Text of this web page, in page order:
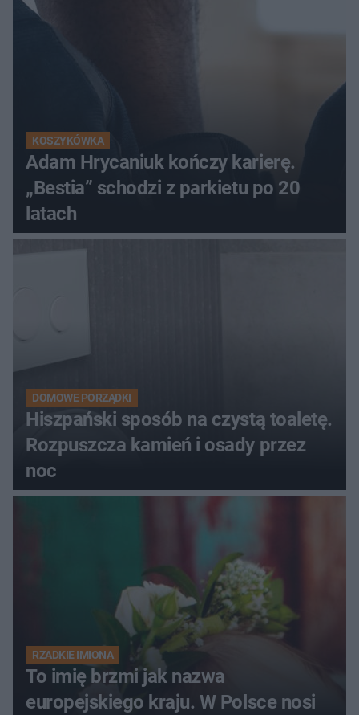
KOSZYKÓWKA
Adam Hrycaniuk kończy karierę.
„Bestia” schodzi z parkietu po 20
latach
DOMOWE PORZĄDKI
Hiszpański sposób na czystą toaletę.
Rozpuszcza kamień i osady przez
noc
RZADKIE IMIONA
To imię brzmi jak nazwa
europejskiego kraju. W Polsce nosi